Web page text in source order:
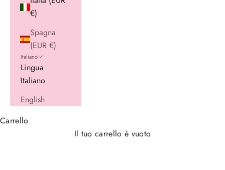
€)
Spagna
(EUR €)
Italiano
Lingua
Italiano
English
Carrello
Il tuo carrello è vuoto